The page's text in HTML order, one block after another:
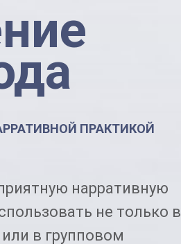
ПРАКТИКОЙ
нарративную
не только в
в групповом